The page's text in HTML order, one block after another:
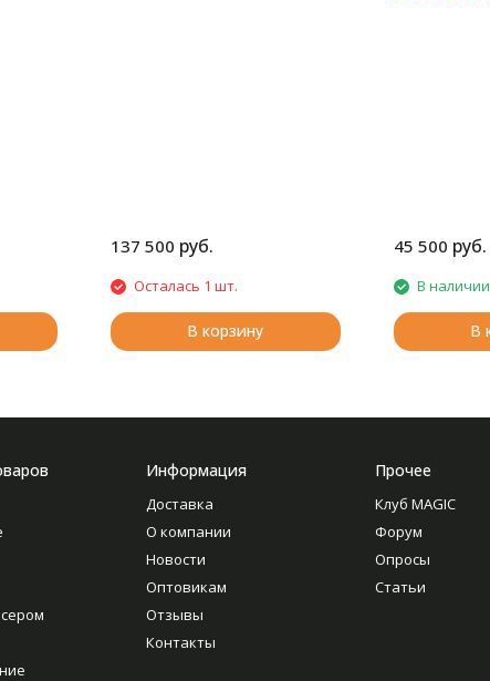
137 500 руб.
Осталась 1 шт.
В корзину
45 500 руб.
В наличии
В
Информация
Доставка
О компании
Новости
Оптовикам
Отзывы
Контакты
Прочее
Клуб MAGIC
Форум
Опросы
Статьи